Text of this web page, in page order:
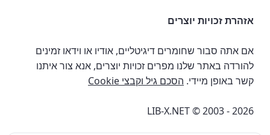
אזהרת זכויות יוצרים
אם אתה סבור שחומרים דיגיטליים, אודיו או וידאו זמינים
להורדה באתר שלנו מפרים זכויות יוצרים, אנא צור איתנו
קשר באופן מיידי. הסכם גיל וקבצי Cookie
LIB-X.NET © 2003 - 2026